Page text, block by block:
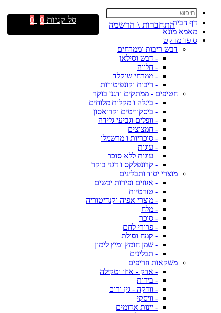
דף הבית
מאמא מונא
סופר מרקט
דבש ריבות וממרחים
- דבש וסילאן
- חלווה
- ממרחי שוקלד
- ריבות וקונפיטורות
חטיפים - ממתקים ודגני בוקר
- ביגלה ו מקלות מלוחים
- ביסקוויטים וקרואסון
- וופלים וגביעי גלידה
- חמצוצים
- סוכריות ו מרשמלו
- עוגות
- עוגות ללא סוכר
- קרונפלקס ו דגני בוקר
מוצרי יסוד ותבלינים
- אגוזים ופירות יבשים
- טורטיות
- מוצרי אפיה וקנדיטוריה
- מלח
- סוכר
- פרורי לחם
- קמח וסולת
- שמן חומץ ומיץ לימון
- תבלינים
משקאות חריפים
- ארק - אוזו וטקילה
- בירות
- וודקה - גין ורום
- וויסקי
- יינות אדומים
התחברות \ הרשמה סל קניות 0
0